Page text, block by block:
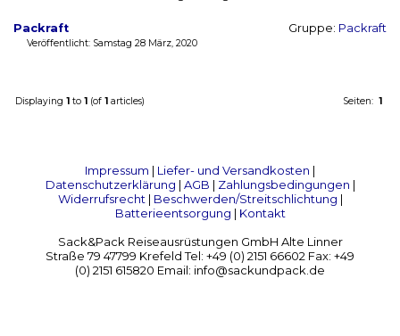
Packraft Gruppe: Packraft
Veröffentlicht: Samstag 28 März, 2020
Displaying 1 to 1 (of 1 articles) Seiten: 1
Impressum | Liefer- und Versandkosten |
Datenschutzerklärung | AGB | Zahlungsbedingungen |
Widerrufsrecht | Beschwerden/Streitschlichtung |
Batterieentsorgung | Kontakt
Sack&Pack Reiseausrüstungen GmbH Alte Linner
Straße 79 47799 Krefeld Tel: +49 (0) 2151 66602 Fax: +49
(0) 2151 615820 Email: info@sackundpack.de